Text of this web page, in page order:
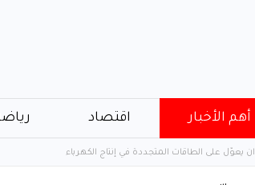
أهم الأخبار اقتصاد
يعوّل على الطاقات المتجددة في إنتاج الكهرباء